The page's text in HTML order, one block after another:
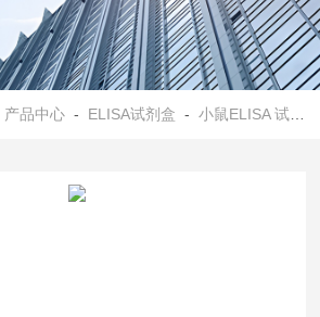
产品中心 - ELISA试剂盒 -小鼠ELISA 试剂盒